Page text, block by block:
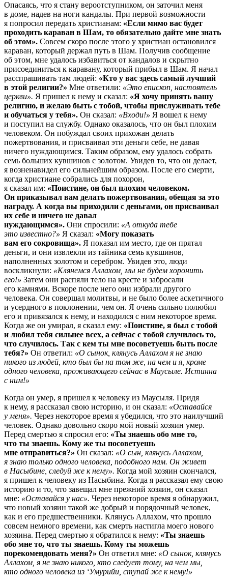
Опасаясь, что я стану вероотступником, он заточил меня
в доме, надев на ноги кандалы. При первой возможности
я попросил передать христианам: «Если мимо вас будет
проходить караван в Шам, то обязательно дайте мне знать
об этом». Совсем скоро после этого у христиан остановился
караван, который держал путь в Шам. Получив сообщение
об этом, мне удалось избавиться от кандалов и скрытно
присоединиться к каравану, который прибыл в Шам. Я начал
расспрашивать там людей: «Кто у вас здесь самый лучший
в этой религии?» Мне ответили: «Это епископ, настоятель
церкви». Я пришел к нему и сказал: «Я хочу принять вашу
религию, и желаю быть с тобой, чтобы прислуживать тебе
и обучаться у тебя». Он сказал: «Входи!» Я вошел к нему
и поступил на службу. Однако оказалось, что он был плохим
человеком. Он побуждал своих прихожан делать
пожертвования, и присваивал эти деньги себе, не давая
ничего нуждающимся. Таким образом, ему удалось собрать
семь больших кувшинов с золотом. Увидев то, что он делает,
я возненавидел его сильнейшим образом. После его смерти,
когда христиане собрались для похорон,
я сказал им: «Поистине, он был плохим человеком.
Он приказывал вам делать пожертвования, обещая за это
награду. А когда вы приходили с деньгами, он присваивал
их себе и ничего не давал
нуждающимся». Они спросили: «А откуда тебе
это известно?» Я сказал: «Могу показать
вам его сокровища». Я показал им место, где он прятал
деньги, и они извлекли из тайника семь кувшинов,
наполненных золотом и серебром. Увидев это, люди
воскликнули: «Клянемся Аллахом, мы не будем хоронить
его!» Затем они распяли тело на кресте и забросали
его камнями. Вскоре после него они избрали другого
человека. Он совершал молитвы, и не было более аскетичного
и усердного в поклонении, чем он. Я очень сильно полюбил
его и привязался к нему, и находился с ним некоторое время.
Когда же он умирал, я сказал ему: «Поистине, я был с тобой
и любил тебя сильнее всех, а сейчас с тобой случилось то,
что случилось. Так с кем ты мне посоветуешь быть после
тебя?» Он ответил: «О сынок, клянусь Аллахом я не знаю
никого из людей, кто был бы на том же, на чем и я, кроме
одного человека, проживающего сейчас в Маусыле. Истинна
с ним!»
Когда он умер, я пришел к человеку из Маусыля. Придя
к нему, я рассказал свою историю, и он сказал: «Оставайся
у меня». Через некоторое время я убедился, что это наилучший
человек. Однако довольно скоро мой новый хозяин умер.
Перед смертью я спросил его: «Ты знаешь обо мне то,
что ты знаешь. Кому же ты посоветуешь
мне отправиться?» Он сказал: «О сын, клянусь Аллахом,
я знаю только одного человека, подобного нам. Он живет
в Насыбине, следуй же к нему». Когда мой хозяин скончался,
я пришел к человеку из Насыбина. Когда я рассказал ему свою
историю и то, что завещал мне прежний хозяин, он сказал
мне: «Оставайся у нас». Через некоторое время я обнаружил,
что новый хозяин такой же добрый и порядочный человек,
как и его предшественники. Клянусь Аллахом, что прошло
совсем немного времени, как смерть настигла моего нового
хозяина. Перед смертью я обратился к нему: «Ты знаешь
обо мне то, что ты знаешь. Кому ты можешь
порекомендовать меня?» Он ответил мне: «О сынок, клянусь
Аллахом, я не знаю никого, кто следует тому, на чем мы,
кто одного человека из ‘Умурийи, ступай же к нему!»